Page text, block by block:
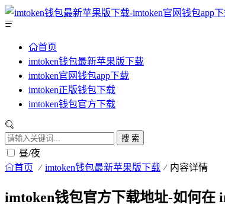
首页
imtoken钱包最新苹果版下载
imtoken官网钱包app下载
imtoken正版钱包下载
imtoken钱包官方下载
搜 索
昼/夜
首页 imtoken钱包最新苹果版下载 内容详情
imtoken钱包官方下载地址-如何在